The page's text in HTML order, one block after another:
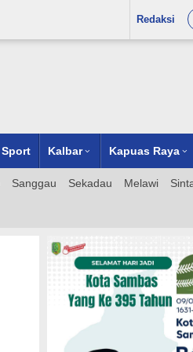
Redaksi
Sport Kalbar Kapuas Raya
Sanggau Sekadau Melawi